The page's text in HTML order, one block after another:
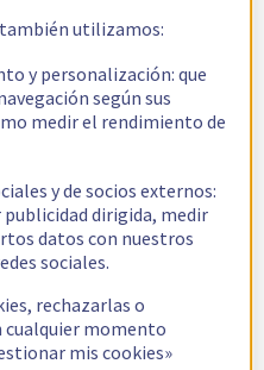
utilizamos:
y personalización: que
según sus
medir el rendimiento de
y de socios externos:
dirigida, medir
datos con nuestros
sociales.
rechazarlas o
cualquier momento
mis cookies»